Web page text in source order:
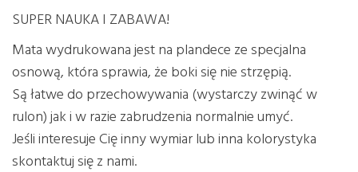
SUPER NAUKA I ZABAWA!
Mata wydrukowana jest na plandece ze specjalna
osnową, która sprawia, że boki się nie strzępią.
Są łatwe do przechowywania (wystarczy zwinąć w
rulon) jak i w razie zabrudzenia normalnie umyć.
Jeśli interesuje Cię inny wymiar lub inna kolorystyka
skontaktuj się z nami.